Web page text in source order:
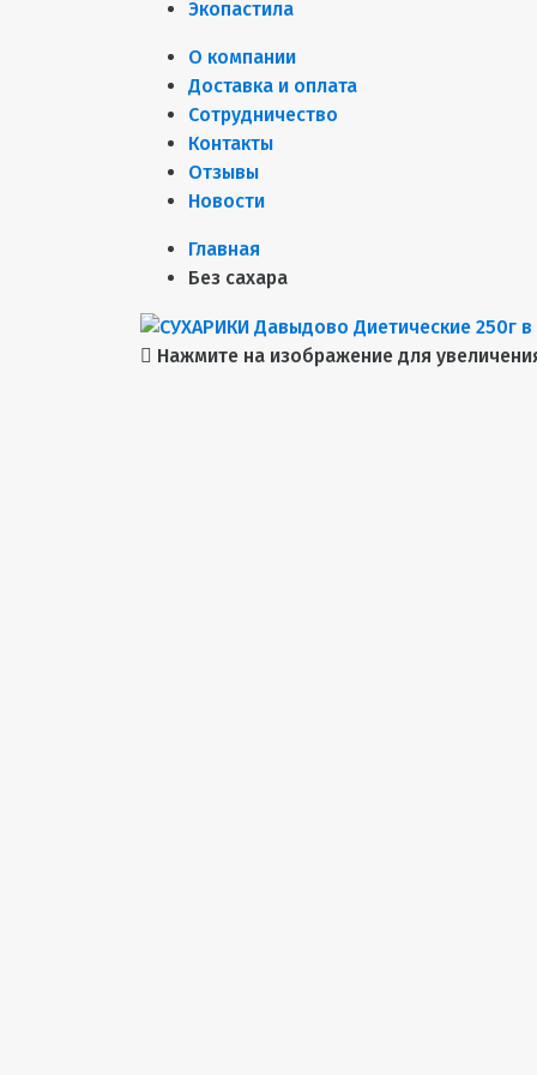
Экопастила
О компании
Доставка и оплата
Сотрудничество
Контакты
Отзывы
Новости
Главная
Без сахара
Нажмите на изображение для